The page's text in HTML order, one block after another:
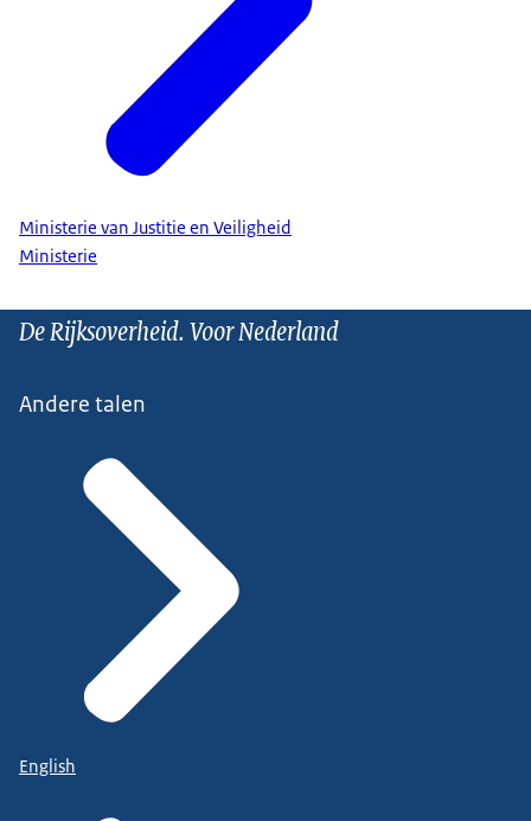
Ministerie van Justitie en Veiligheid
Ministerie
De Rijksoverheid. Voor Nederland
Andere talen
English